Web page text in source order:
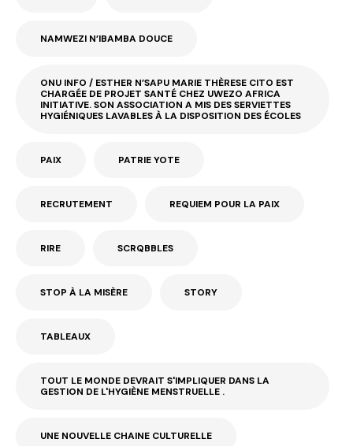
NAMWEZI N’IBAMBA DOUCE
ONU INFO / ESTHER N’SAPU MARIE THÈRESE CITO EST
CHARGÉE DE PROJET SANTÉ CHEZ UWEZO AFRICA
INITIATIVE. SON ASSOCIATION A MIS DES SERVIETTES
HYGIÉNIQUES LAVABLES À LA DISPOSITION DES ÉCOLES
PAIX PATRIE YOTE
RECRUTEMENT REQUIEM POUR LA PAIX
RIRE SCRQBBLES
STOP À LA MISÈRE STORY
TABLEAUX
TOUT LE MONDE DEVRAIT S'IMPLIQUER DANS LA
GESTION DE L'HYGIÈNE MENSTRUELLE .
UNE NOUVELLE CHAINE CULTURELLE